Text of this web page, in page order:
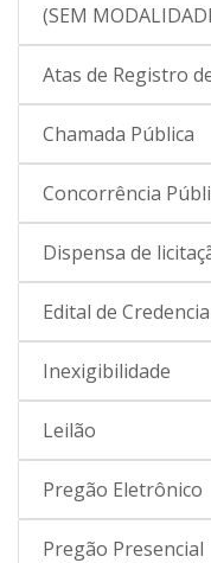
(SEM
Atas de Registro
Chamada Pública
Concorrência
Dispensa de
Edital de
Inexigibilidade
Leilão
Pregão Eletrônico
Pregão Presencial